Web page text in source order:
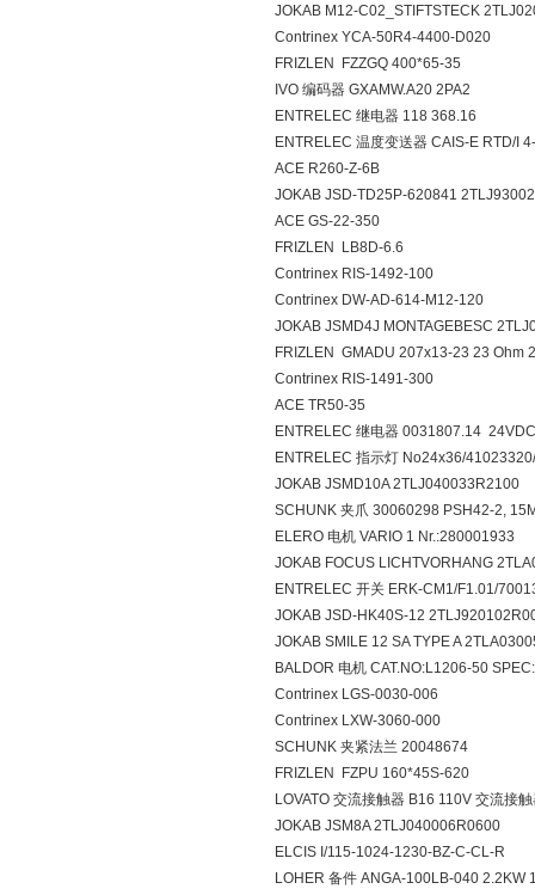
JOKAB M12-C02_STIFTSTECK
Contrinex YCA-50R4-4400-D020
FRIZLEN FZZGQ 400*65-35
IVO 编码器 GXAMW.A20 2PA2
ENTRELEC 继电器 118 368.16
ENTRELEC 温度变送器 CAIS-E RTD/I
ACE R260-Z-6B
JOKAB JSD-TD25P-620841
ACE GS-22-350
FRIZLEN LB8D-6.6
Contrinex RIS-1492-100
Contrinex DW-AD-614-M12-120
JOKAB JSMD4J MONTAGEBESC
FRIZLEN GMADU 207x13-23 23 Ohm
Contrinex RIS-1491-300
ACE TR50-35
ENTRELEC 继电器 0031807.14
ENTRELEC 指示灯 No24x36/
JOKAB JSMD10A 2TLJ040033R2100
SCHUNK 夹爪 30060298 PSH42-2,
ELERO 电机 VARIO 1 Nr.:280001933
JOKAB FOCUS LICHTVORHANG
ENTRELEC 开关 ERK-CM1/F1.01/
JOKAB JSD-HK40S-12
JOKAB SMILE 12 SA TYPE A
BALDOR 电机 CAT.NO:L1206-50
Contrinex LGS-0030-006
Contrinex LXW-3060-000
SCHUNK 夹紧法兰 20048674
FRIZLEN FZPU 160*45S-620
LOVATO 交流接触器 B16 110V 交流接
JOKAB JSM8A 2TLJ040006R0600
ELCIS I/115-1024-1230-BZ-C-CL-R
LOHER 备件 ANGA-100LB-040 2.2KW